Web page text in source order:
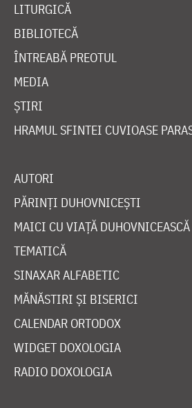
LITURGICĂ
BIBLIOTECĂ
ÎNTREABĂ PREOTUL
MEDIA
ȘTIRI
HRAMUL SFINTEI CUVIOASE
AUTORI
PĂRINȚI DUHOVNICEȘTI
MAICI CU VIAȚĂ DUHOVNICEASCĂ
TEMATICĂ
SINAXAR ALFABETIC
MĂNĂSTIRI ȘI BISERICI
CALENDAR ORTODOX
WIDGET DOXOLOGIA
RADIO DOXOLOGIA